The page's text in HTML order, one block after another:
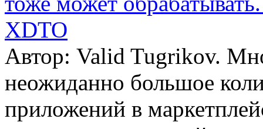
XDTO
Автор: Valid Tugrikov.
неожиданно большое
приложений в